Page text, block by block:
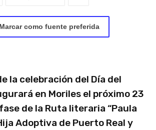
Marcar como fuente preferida
la celebración del Día del
en Moriles el próximo 23
de la Ruta literaria “Paula
Adoptiva de Puerto Real y